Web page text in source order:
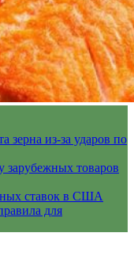
зерна из-за ударов по
зарубежных товаров
ставок в США
для